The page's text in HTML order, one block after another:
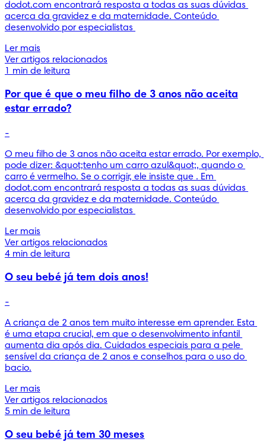
dodot.com encontrará resposta a todas as suas dúvidas
acerca da gravidez e da maternidade. Conteúdo
desenvolvido por especialistas
Ler mais
Ver artigos relacionados
1 min de leitura
Por que é que o meu filho de 3 anos não aceita
estar errado?
-
O meu filho de 3 anos não aceita estar errado. Por exemplo,
pode dizer: &quot;tenho um carro azul&quot;, quando o
carro é vermelho. Se o corrigir, ele insiste que . Em
dodot.com encontrará resposta a todas as suas dúvidas
acerca da gravidez e da maternidade. Conteúdo
desenvolvido por especialistas
Ler mais
Ver artigos relacionados
4 min de leitura
O seu bebé já tem dois anos!
-
A criança de 2 anos tem muito interesse em aprender. Esta
é uma etapa crucial, em que o desenvolvimento infantil
aumenta dia após dia. Cuidados especiais para a pele
sensível da criança de 2 anos e conselhos para o uso do
bacio.
Ler mais
Ver artigos relacionados
5 min de leitura
O seu bebé já tem 30 meses